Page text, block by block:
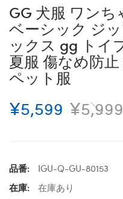
GG 犬服 ワン
ベーシック ジ
ックス gg トイ
夏服 傷なめ防
ペット服
¥5,599 ¥5,999
品番:
IGU-Q-GU-80153
在庫:
在庫あり